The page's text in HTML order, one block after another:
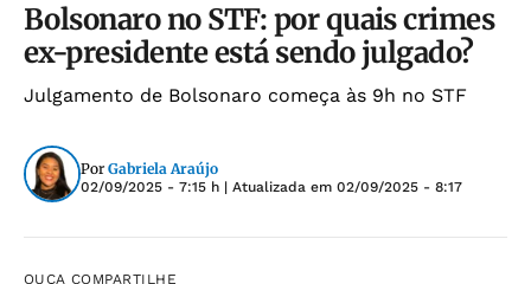
Bolsonaro no STF: por quais crimes
ex-presidente está sendo julgado?
Julgamento de Bolsonaro começa às 9h no STF
Por Gabriela Araújo
02/09/2025 - 7:15 h | Atualizada em 02/09/2025 - 8:17
OUÇA COMPARTILHE